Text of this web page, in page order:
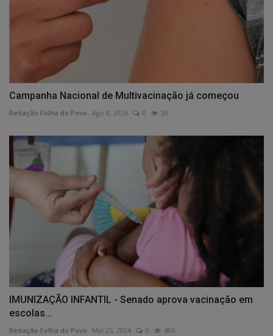
Campanha Nacional de Multivacinação já começou
Redação Folha do Povo Ago 8, 2026 0 20
IMUNIZAÇÃO INFANTIL - Senado aprova vacinação em
escolas...
Redação Folha do Povo Mai 25, 2024 0 486